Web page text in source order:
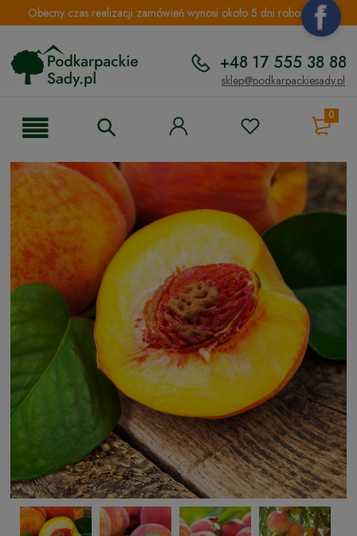
Obecny czas realizacji zamówień wynosi około 5 dni roboczych.
+48 17 555 38 88
sklep@podkarpackiesady.pl
0